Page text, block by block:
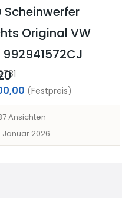
Scheinwerfer
Original VW
992941572CJ
(Festpreis)
Ansichten
Januar 2026